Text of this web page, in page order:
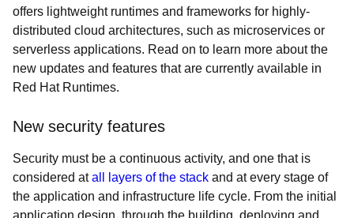
offers lightweight runtimes and frameworks for highly-
distributed cloud architectures, such as microservices or
serverless applications. Read on to learn more about the
new updates and features that are currently available in
Red Hat Runtimes.
New security features
Security must be a continuous activity, and one that is
considered atall layers of the stack and at every stage of
the application and infrastructure life cycle. From the initial
application design, through the building, deploying and